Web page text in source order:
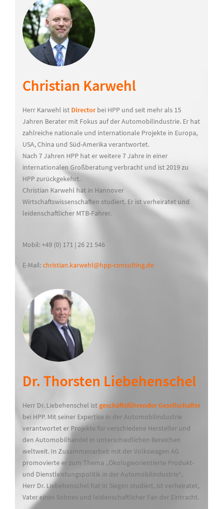
Christian Karwehl
Herr Karwehl ist Directorbei HPP und seit mehr als 15
Jahren Berater mit Fokus auf der Automobilindustrie. Er hat
zahlreiche nationale und internationale Projekte in Europa,
USA, China und Süd-Amerika verantwortet.
Nach 7 Jahren HPP hat er weitere 7 Jahre in einer
internationalen Großberatung verbracht und ist 2019 zu
HPP zurückgekehrt.
Christian Karwehl hat in Hannover
Wirtschaftswissenschaften studiert. Er ist verheiratet und
leidenschaftlicher MTB-Fahrer.
Mobil: +49 (0) 171 | 26 21 546
E-Mail:christian.karwehl@hpp-consulting.de
Dr. Thorsten Liebehenschel
Herr Dr. Liebehenschel istgeschäftsführender Gesellschafter
bei HPP. Mit seiner Expertise in der Automobilindustrie
verantwortet er Projekte für verschiedene Hersteller und
den Automobilhandel in unterschiedlichen Bereichen
weltweit. In Zusammenarbeit mit der Volkswagen AG
promovierte er zum Thema „Ökologieorientierte Produkt-
und Dienstleistungspolitik in der Automobilindustrie“.
Herr Dr. Liebehenschel hat in Siegen studiert, ist verheiratet,
Vater eines Sohnes und leidenschaftlicher Fan der Eintracht.